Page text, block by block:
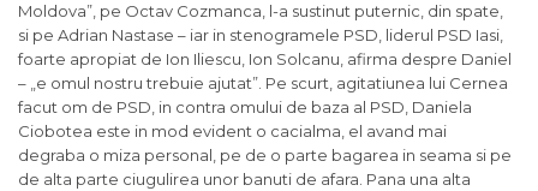
Moldova”, pe Octav Cozmanca, l-a sustinut puternic, din spate,
si pe Adrian Nastase – iar in stenogramele PSD, liderul PSD Iasi,
foarte apropiat de Ion Iliescu, Ion Solcanu, afirma despre Daniel
– „e omul nostru trebuie ajutat”. Pe scurt, agitatiunea lui Cernea
facut om de PSD, in contra omului de baza al PSD, Daniela
Ciobotea este in mod evident o cacialma, el avand mai
degraba o miza personal, pe de o parte bagarea in seama si pe
de alta parte ciugulirea unor banuti de afara. Pana una alta